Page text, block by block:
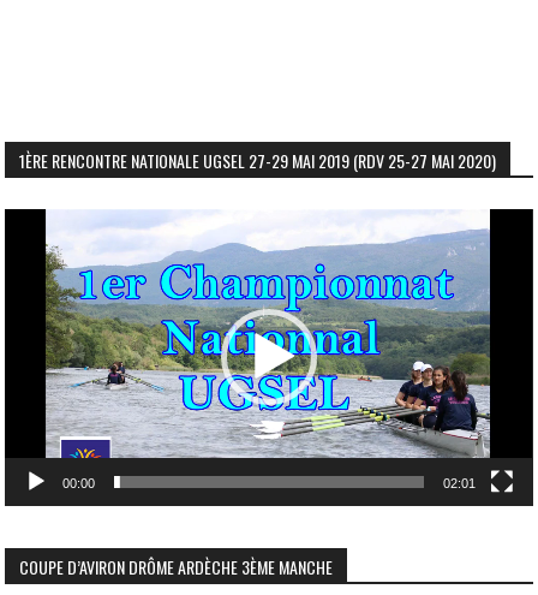
1ÈRE RENCONTRE NATIONALE UGSEL 27-29 MAI 2019 (RDV 25-27 MAI 2020)
vidéo
00:00 02:01
COUPE D’AVIRON DRÔME ARDÈCHE 3ÈME MANCHE